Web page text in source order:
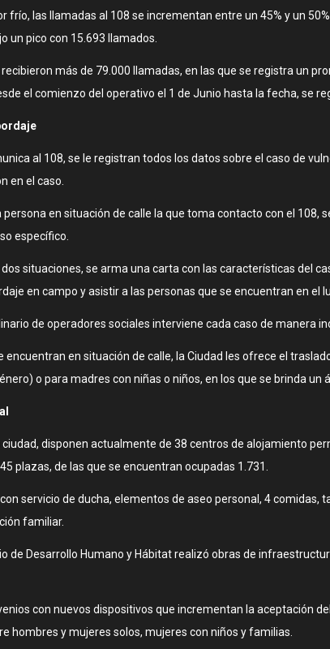
frío, las llamadas al 108 se incrementan entre un 45% y un
un pico con 15.693 llamados.
recibieron más de 79.000 llamadas, en las que se registra un
el comienzo del operativo el 1 de Junio hasta la fecha, se
al 108, se le registran todos los datos sobre el caso de
en el caso.
persona en situación de calle la que toma contacto con el
específico.
situaciones, se arma una carta con las características del
en campo y asistir a las personas que se encuentran en el
de operadores sociales interviene cada caso de manera
encuentran en situación de calle, la Ciudad les ofrece el
o para madres con niñas o niños, en los que se brinda
disponen actualmente de 38 centros de alojamiento
plazas, de las que se encuentran ocupadas 1.731.
servicio de ducha, elementos de aseo personal, 4
familiar.
de Desarrollo Humano y Hábitat realizó obras de
con nuevos dispositivos que incrementan la aceptación
hombres y mujeres solos, mujeres con niños y familias.